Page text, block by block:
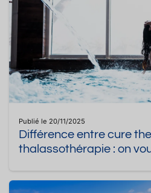
Publié le 20/11/2025
Différence entre cure
thalassothérapie : on